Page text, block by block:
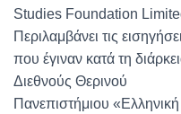
Studies Foundation Limited
Περιλαμβάνει τις
που έγιναν κατά τη
Διεθνούς Θερινού
Πανεπιστήμιου